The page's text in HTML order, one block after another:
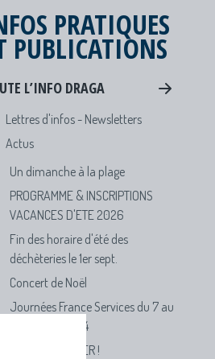
PRATIQUES
PUBLICATIONS
L’INFO DRAGA
Lettres d'infos - Newsletters
Actus
Un dimanche à la plage
PROGRAMME & INSCRIPTIONS
VACANCES D'ETE 2026
Fin des horaire d'été des
déchèteries le 1er sept.
Concert de Noël
Journées France Services du 7 au
19 octobre 2024
APPEL A DANSER !